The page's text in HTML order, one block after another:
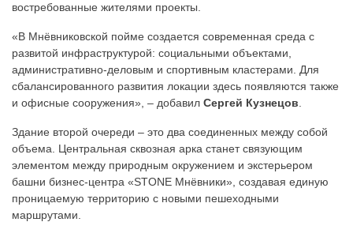
востребованные жителями проекты.
«В Мнёвниковской пойме создается современная среда с
развитой инфраструктурой: социальными объектами,
административно-деловым и спортивным кластерами. Для
сбалансированного развития локации здесь появляются также
и офисные сооружения», – добавил Сергей Кузнецов
Здание второй очереди – это два соединенных между собой
объема. Центральная сквозная арка станет связующим
элементом между природным окружением и экстерьером
башни бизнес-центра «STONE Мнёвники», создавая единую
проницаемую территорию с новыми пешеходными
маршрутами.